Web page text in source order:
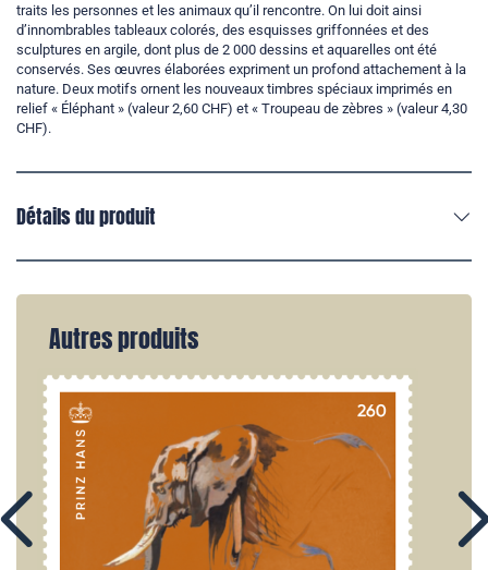
traits les personnes et les animaux qu’il rencontre. On lui doit ainsi
d’innombrables tableaux colorés, des esquisses griffonnées et des
sculptures en argile, dont plus de 2 000 dessins et aquarelles ont été
conservés. Ses œuvres élaborées expriment un profond attachement à la
nature. Deux motifs ornent les nouveaux timbres spéciaux imprimés en
relief « Éléphant » (valeur 2,60 CHF) et « Troupeau de zèbres » (valeur 4,30
CHF).
Détails du produit
Autres produits